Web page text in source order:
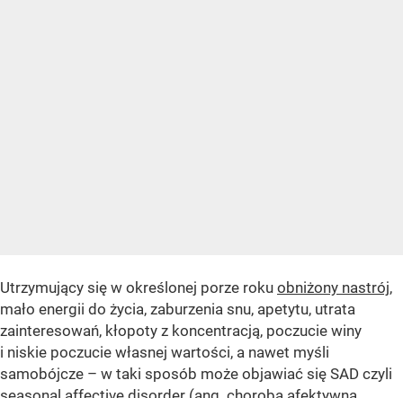
Utrzymujący się w określonej porze roku obniżony nastrój,
mało energii do życia, zaburzenia snu, apetytu, utrata
zainteresowań, kłopoty z koncentracją, poczucie winy
i niskie poczucie własnej wartości, a nawet myśli
samobójcze – w taki sposób może objawiać się SAD czyli